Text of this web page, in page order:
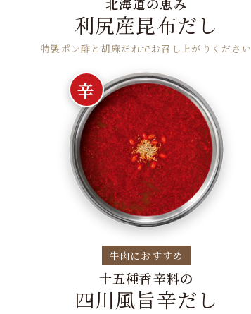
利尻産昆布だし
特製ポン酢と胡麻だれでお召し上がりください
牛肉におすすめ
十五種香辛料の
四川風旨辛だし